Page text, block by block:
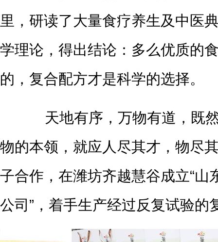
里，研读了大量食疗养生及中医
学理论，得出结论：多么优质的
的，复合配方才是科学的选择。
天地有序，万物有道，既然
物的本领，就应人尽其才，物尽
子合作，在潍坊齐越慧谷成立“山
公司”，着手生产经过反复试验的